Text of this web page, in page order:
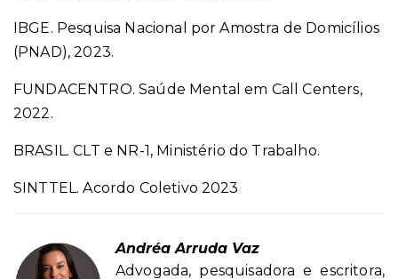
IBGE. Pesquisa Nacional por Amostra de Domicílios
(PNAD), 2023.
FUNDACENTRO. Saúde Mental em Call Centers,
2022.
BRASIL. CLT e NR-1, Ministério do Trabalho.
SINTTEL. Acordo Coletivo 2023
Andréa Arruda Vaz
Advogada, pesquisadora e escritora,